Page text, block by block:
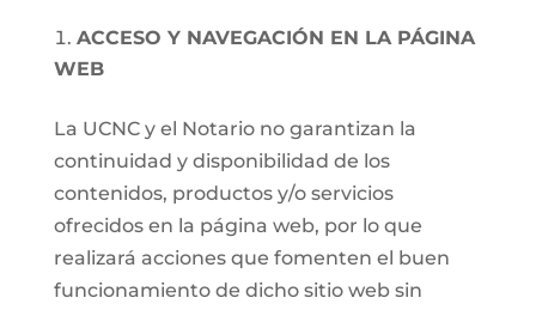
ACCESO Y NAVEGACIÓN EN LA PÁGINA
WEB
La UCNC y el Notario no garantizan la
continuidad y disponibilidad de los
contenidos, productos y/o servicios
ofrecidos en la página web, por lo que
realizará acciones que fomenten el buen
funcionamiento de dicho sitio web sin